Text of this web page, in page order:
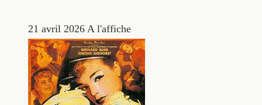
21 avril 2026 A l'affiche